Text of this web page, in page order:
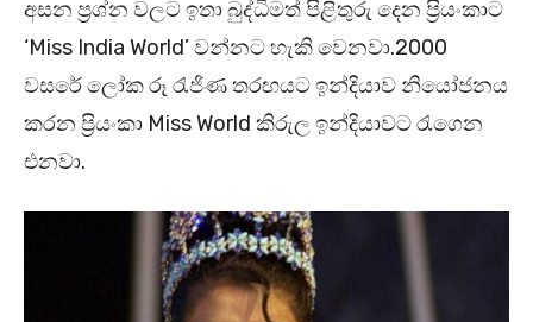
අසන ප්‍රශ්න වලට ඉතා බුද්ධිමත් පිළිතුරු දෙන ප්‍රියංකාට
‘Miss India World’ වන්නට හැකි වෙනවා.2000
වසරේ ලෝක රූ රැජිණ තරඟයට ඉන්දියාව නියෝජනය
කරන ප්‍රියංකා Miss World කිරුල ඉන්දියාවට රැගෙන
එනවා.